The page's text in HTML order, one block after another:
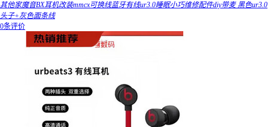
其他家魔音BX耳机改装mmcx可换线蓝牙有线ur3.0睡眠小巧维修配件diy带麦 黑色ur3.0
头子+灰色面条线
0条评价